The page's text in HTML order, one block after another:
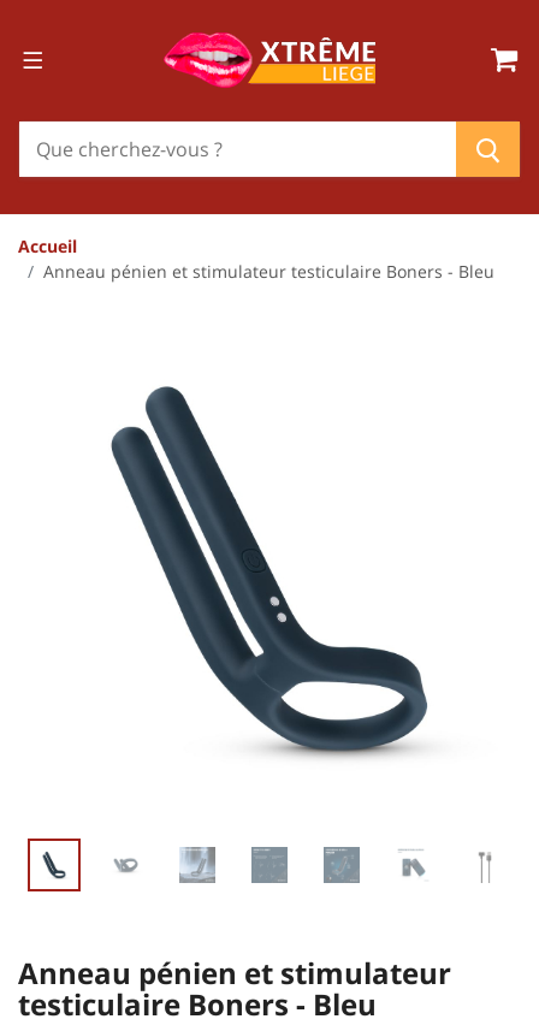
Accueil
Anneau pénien et stimulateur testiculaire Boners - Bleu
Anneau pénien et stimulateur
testiculaire Boners - Bleu